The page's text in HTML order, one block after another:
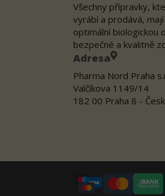
Všechny přípravky,
vyrábí a prodává,
optimální biologickou
bezpečné a kvalitně
Adresa
Pharma Nord Praha
Valčíkova 1149/14
182 00 Praha 8 -